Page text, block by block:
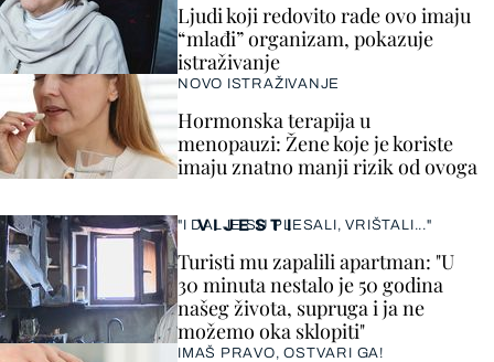
VIJESTI
"I DALJE SU PLESALI, VRIŠTALI..."
Turisti mu zapalili apartman: "U
30 minuta nestalo je 50 godina
našeg života, supruga i ja ne
možemo oka sklopiti"
IMAŠ PRAVO, OSTVARI GA!
Ljudi koji redovito rade ovo imaju
“mlađi” organizam, pokazuje
istraživanje
NOVO ISTRAŽIVANJE
Hormonska terapija u
menopauzi: Žene koje je koriste
imaju znatno manji rizik od ovoga